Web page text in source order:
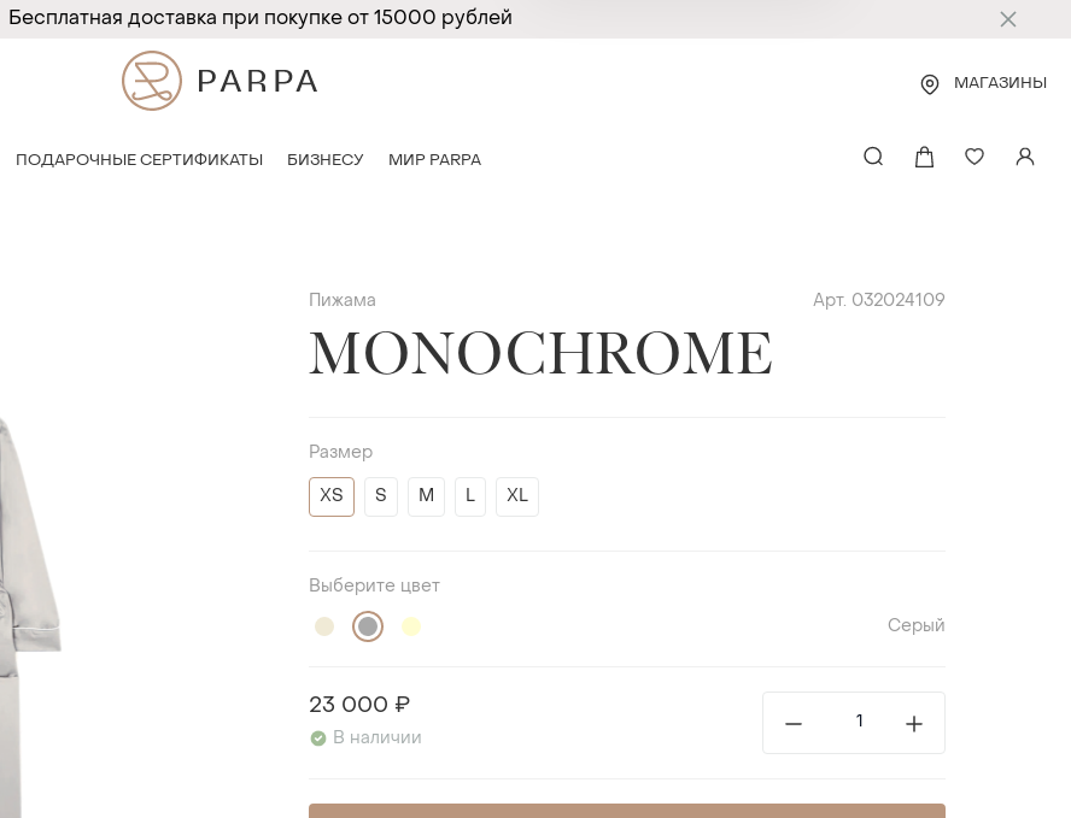
Бесплатная доставка при покупке от 15000 рублей
МАГАЗИНЫ
ПОДАРОЧНЫЕ СЕРТИФИКАТЫ БИЗНЕСУ МИР PARPA
Пижама Арт. 032024109
MONOCHROME
Размер
XS S M L XL
Выберите цвет
Серый
23 000 ₽
В наличии